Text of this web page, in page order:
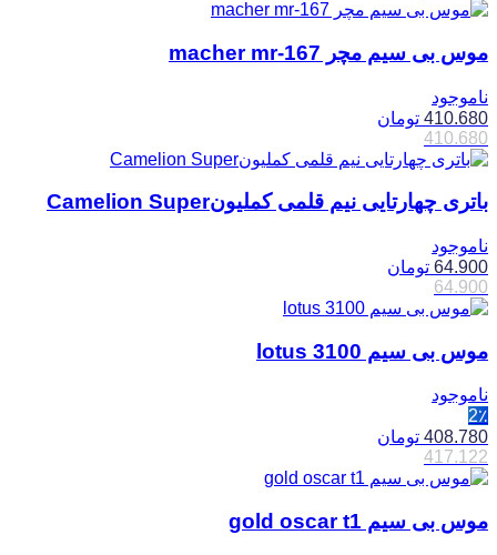
موس بی سیم مچر macher mr-167
ناموجود
410.680 تومان
410.680
باتری چهارتایی نیم قلمی کملیونCamelion Super
ناموجود
64.900 تومان
64.900
موس بی سیم lotus 3100
ناموجود
2٪
408.780 تومان
417.122
موس بی سیم gold oscar t1